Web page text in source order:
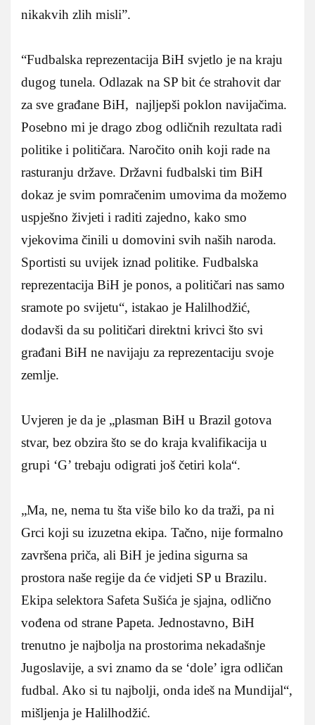
nikakvih zlih misli”.
“Fudbalska reprezentacija BiH svjetlo je na kraju
dugog tunela. Odlazak na SP bit će strahovit dar
za sve građane BiH, najljepši poklon navijačima.
Posebno mi je drago zbog odličnih rezultata radi
politike i političara. Naročito onih koji rade na
rasturanju države. Državni fudbalski tim BiH
dokaz je svim pomračenim umovima da možemo
uspješno živjeti i raditi zajedno, kako smo
vjekovima činili u domovini svih naših naroda.
Sportisti su uvijek iznad politike. Fudbalska
reprezentacija BiH je ponos, a političari nas samo
sramote po svijetu“, istakao je Halilhodžić,
dodavši da su političari direktni krivci što svi
građani BiH ne navijaju za reprezentaciju svoje
zemlje.
Uvjeren je da je „plasman BiH u Brazil gotova
stvar, bez obzira što se do kraja kvalifikacija u
grupi ‘G’ trebaju odigrati još četiri kola“.
„Ma, ne, nema tu šta više bilo ko da traži, pa ni
Grci koji su izuzetna ekipa. Tačno, nije formalno
završena priča, ali BiH je jedina sigurna sa
prostora naše regije da će vidjeti SP u Brazilu.
Ekipa selektora Safeta Sušića je sjajna, odlično
vođena od strane Papeta. Jednostavno, BiH
trenutno je najbolja na prostorima nekadašnje
Jugoslavije, a svi znamo da se ‘dole’ igra odličan
fudbal. Ako si tu najbolji, onda ideš na Mundijal“,
mišljenja je Halilhodžić.